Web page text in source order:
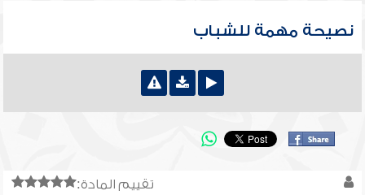
نصيحة مهمة للشباب
تقييم المادة: